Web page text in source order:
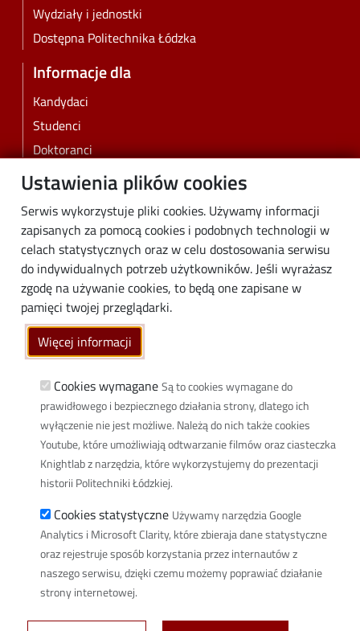
Ustawienia plików cookies
Serwis wykorzystuje pliki cookies. Używamy informacji
zapisanych za pomocą cookies i podobnych technologii w
celach statystycznych oraz w celu dostosowania serwisu
do indywidualnych potrzeb użytkowników. Jeśli wyrażasz
zgodę na używanie cookies, to będą one zapisane w
pamięci twojej przeglądarki.
Więcej informacji
Cookies wymagane Są to cookies wymagane do
prawidłowego i bezpiecznego działania strony, dlatego ich
wyłączenie nie jest możliwe. Należą do nich także cookies
Youtube, które umożliwiają odtwarzanie filmów oraz ciasteczka
Knightlab z narzędzia, które wykorzystujemy do prezentacji
historii Politechniki Łódzkiej.
Cookies statystyczne Używamy narzędzia Google
Analytics i Microsoft Clarity, które zbieraja dane statystyczne
oraz rejestruje sposób korzystania przez internautów z
naszego serwisu, dzięki czemu możemy poprawiać działanie
strony internetowej.
Wydziały i jednostki
Dostępna Politechnika Łódzka
Informacje dla
Kandydaci
Studenci
Doktoranci
Pracownicy
Biznes
Media
Społeczność lokalna
Linki
Wikamp
Poczta elektroniczna
Biblioteka PŁ
Dyscypliny naukowe w PŁ
Inicjatywa Doskonałości Uczelnia Badawcza
BIP
Klauzula RODO
Polityka prywatności
Deklaracja dostępności cyfrowej
Informacja o PŁ w Polskim Języku Migowym
Newsletter
Spis defibrylatorów na terenie PŁ